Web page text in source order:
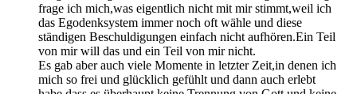
frage ich mich,was eigentlich nicht mit mir stimmt,weil ich
das Egodenksystem immer noch oft wähle und diese
ständigen Beschuldigungen einfach nicht aufhören.Ein Teil
von mir will das und ein Teil von mir nicht.
Es gab aber auch viele Momente in letzter Zeit,in denen ich
mich so frei und glücklich gefühlt und dann auch erlebt